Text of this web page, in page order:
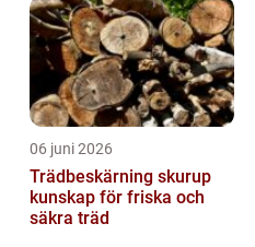
06 juni 2026
Trädbeskärning skurup
kunskap för friska och
säkra träd